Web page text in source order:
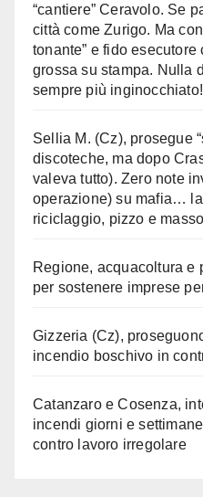
“cantiere” Ceravolo. Se
città come Zurigo. Ma
tonante” e fido
grossa su stampa. Nulla
sempre più inginocchiato!
Sellia M. (Cz), prosegue
discoteche, ma dopo
valeva tutto). Zero note
operazione) su mafia…
riciclaggio, pizzo e
Regione, acquacoltura e
per sostenere imprese
Gizzeria (Cz),
incendio boschivo in
Catanzaro e Cosenza,
incendi giorni e
contro lavoro irregolare